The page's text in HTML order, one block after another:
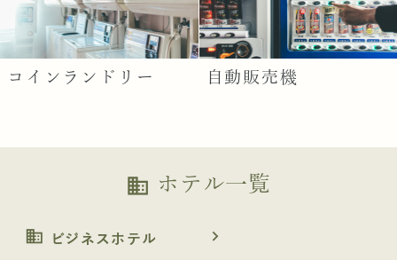
コインランドリー 自動販売機
business ホテル一覧
business ビジネスホテル navigate_next